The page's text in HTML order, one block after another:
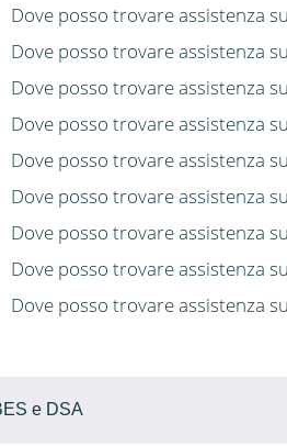
Dove posso trovare assistenza
Dove posso trovare assistenza
Dove posso trovare assistenza
Dove posso trovare assistenza
Dove posso trovare assistenza
Dove posso trovare assistenza
Dove posso trovare assistenza
Dove posso trovare assistenza
Dove posso trovare assistenza
e DSA